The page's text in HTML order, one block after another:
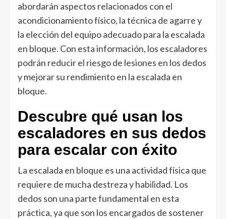
abordarán aspectos relacionados con el
acondicionamiento físico, la técnica de agarre y
la elección del equipo adecuado para la escalada
en bloque. Con esta información, los escaladores
podrán reducir el riesgo de lesiones en los dedos
y mejorar su rendimiento en la escalada en
bloque.
Descubre qué usan los
escaladores en sus dedos
para escalar con éxito
La escalada en bloque es una actividad física que
requiere de mucha destreza y habilidad. Los
dedos son una parte fundamental en esta
práctica, ya que son los encargados de sostener